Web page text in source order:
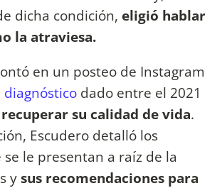
dicha condición, eligió hablar
la atraviesa.
en un posteo de Instagram
diagnóstico dado entre el 2021
su calidad de vida.
Escudero detalló los
le presentan a raíz de la
ysus recomendaciones para